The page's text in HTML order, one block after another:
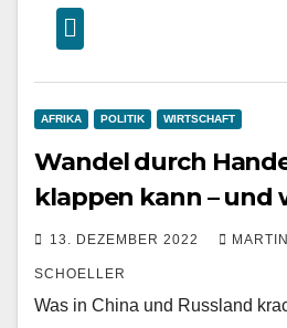
AFRIKA POLITIK WIRTSCHAFT
Wandel durch
klappen kann – und
13. DEZEMBER 2022
SCHOELLER
Was in China und Russland